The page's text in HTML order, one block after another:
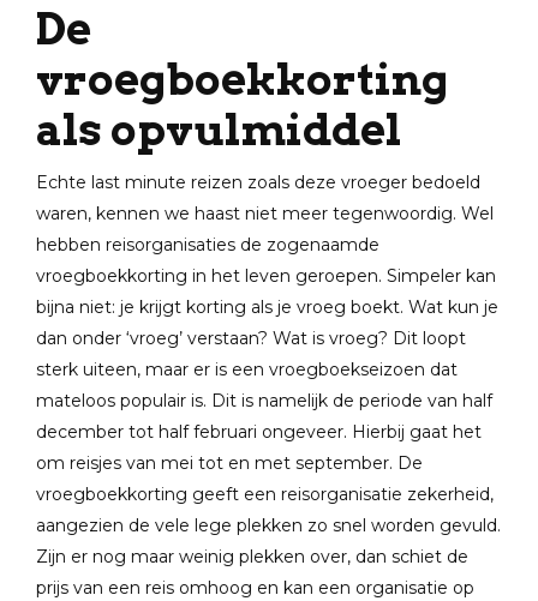
De
vroegboekkorting
als opvulmiddel
Echte last minute reizen zoals deze vroeger bedoeld
waren, kennen we haast niet meer tegenwoordig. Wel
hebben reisorganisaties de zogenaamde
vroegboekkorting in het leven geroepen. Simpeler kan
bijna niet: je krijgt korting als je vroeg boekt. Wat kun je
dan onder ‘vroeg’ verstaan? Wat is vroeg? Dit loopt
sterk uiteen, maar er is een vroegboekseizoen dat
mateloos populair is. Dit is namelijk de periode van half
december tot half februari ongeveer. Hierbij gaat het
om reisjes van mei tot en met september. De
vroegboekkorting geeft een reisorganisatie zekerheid,
aangezien de vele lege plekken zo snel worden gevuld.
Zijn er nog maar weinig plekken over, dan schiet de
prijs van een reis omhoog en kan een organisatie op